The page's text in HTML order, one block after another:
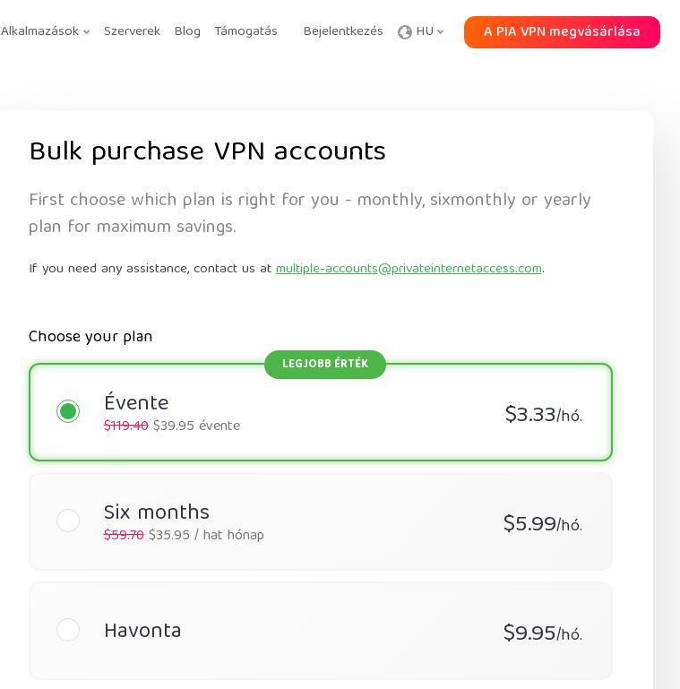
Alkalmazások Szerverek Blog Támogatás Bejelentkezés HU A PIA VPN megvásárlása
Bulk purchase VPN accounts
First choose which plan is right for you - monthly, sixmonthly or yearly
plan for maximum savings.
If you need any assistance, contact us atmultiple-accounts@privateinternetaccess.com.
Choose your plan
Évente $3.33/hó.
$119.40$39.95 évente
Six months $5.99/hó.
$59.70$35.95 / hat hónap
Havonta $9.95/hó.